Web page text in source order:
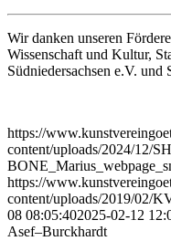
Wir danken unseren
Wissenschaft und Kultur,
Südniedersachsen e.V. und
https://
content/uploads/2024/12/
https://
content/uploads/2019/02/
08 08:05:402025-02-12
Asef–Burckhardt